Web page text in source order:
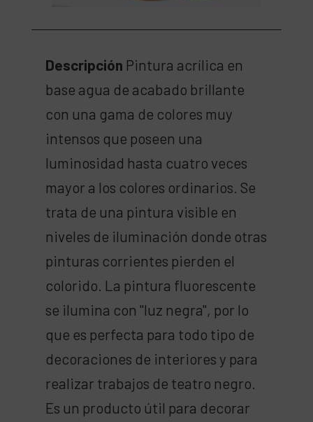
Descripción Pintura acrílica en
base agua de acabado brillante
con una gama de colores muy
intensos que poseen una
luminosidad hasta cuatro veces
mayor a los colores ordinarios. Se
trata de una pintura visible en
niveles de iluminación donde otras
pinturas corrientes pierden el
colorido. La pintura fluorescente
se ilumina con "luz negra", por lo
que es perfecta para todo tipo de
decoraciones de interiores y para
realizar trabajos de teatro negro.
Es un producto útil para decorar